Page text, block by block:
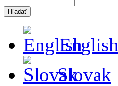
English
Slovak